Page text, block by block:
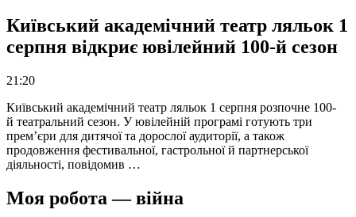
Київський академічний театр ляльок 1
серпня відкриє ювілейний 100-й сезон
21:20
Київський академічний театр ляльок 1 серпня розпочне 100-
й театральний сезон. У ювілейній програмі готують три
прем’єри для дитячої та дорослої аудиторії, а також
продовження фестивальної, гастрольної й партнерської
діяльності, повідомив …
Моя робота — війна